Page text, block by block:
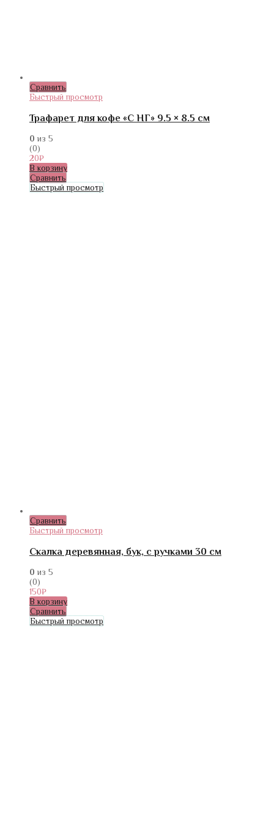
Сравнить
Быстрый просмотр
Трафарет для кофе «С НГ» 9.5 × 8.5 см
0 из 5
(0)
20₽
В корзину
Сравнить
Быстрый просмотр
Сравнить
Быстрый просмотр
Скалка деревянная, бук, с ручками 30 см
0 из 5
(0)
150₽
В корзину
Сравнить
Быстрый просмотр